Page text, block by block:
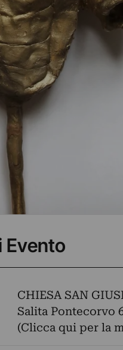
Evento
CHIESA SAN
Salita Pontecorvo
(Clicca qui per la